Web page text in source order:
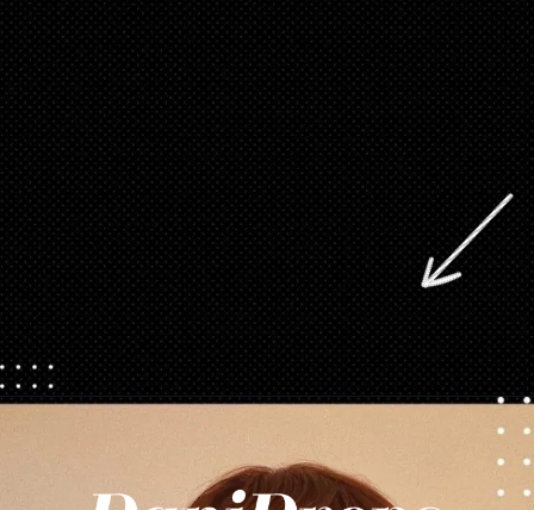
https://danidrops.com.br/tendencia-corte-de-cabelo-feminino-2025/